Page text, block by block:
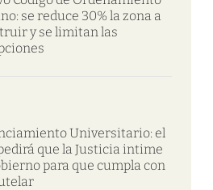
se reduce 30% la zona a
y se limitan las
Universitario: el
que la Justicia intime
para que cumpla con